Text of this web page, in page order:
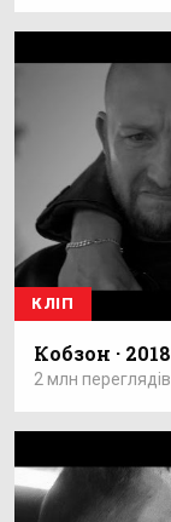
КЛІП
Кобзон · 2018
2 млн переглядів